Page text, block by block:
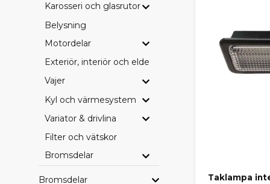
Karosseri och glasrutor
Belysning
Motordelar
Exteriör, interiör och eldetaljer
Vajer
Kyl och värmesystem
Variator & drivlina
Filter och vätskor
Bromsdelar
Bromsdelar
SE
Vill du
leverans
beställa
Taklampa